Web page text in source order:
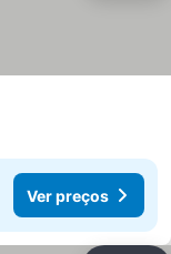
Ver preços